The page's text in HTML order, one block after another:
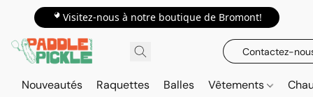
📍Visitez-nous à notre boutique de Bromont!
Contactez-
Nouveautés Raquettes Balles Vêtements